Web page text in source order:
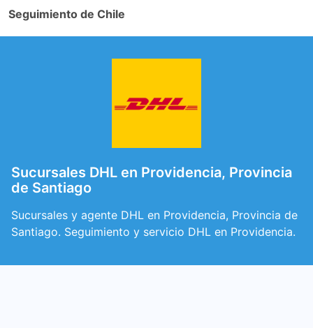
Seguimiento de Chile
Sucursales DHL en Providencia, Provincia
de Santiago
Sucursales y agente DHL en Providencia, Provincia de
Santiago. Seguimiento y servicio DHL en Providencia.